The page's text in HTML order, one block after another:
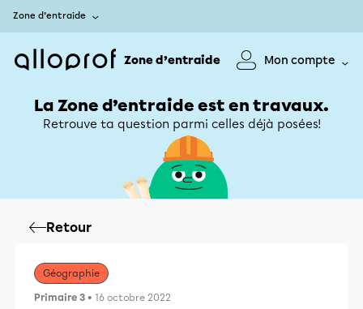
Zone d’entraide
Zone d’entraide Mon compte
La Zone d’entraide est en travaux.
Retrouve ta question parmi celles déjà posées!
Retour
Géographie
Primaire 3 • 16 octobre 2022